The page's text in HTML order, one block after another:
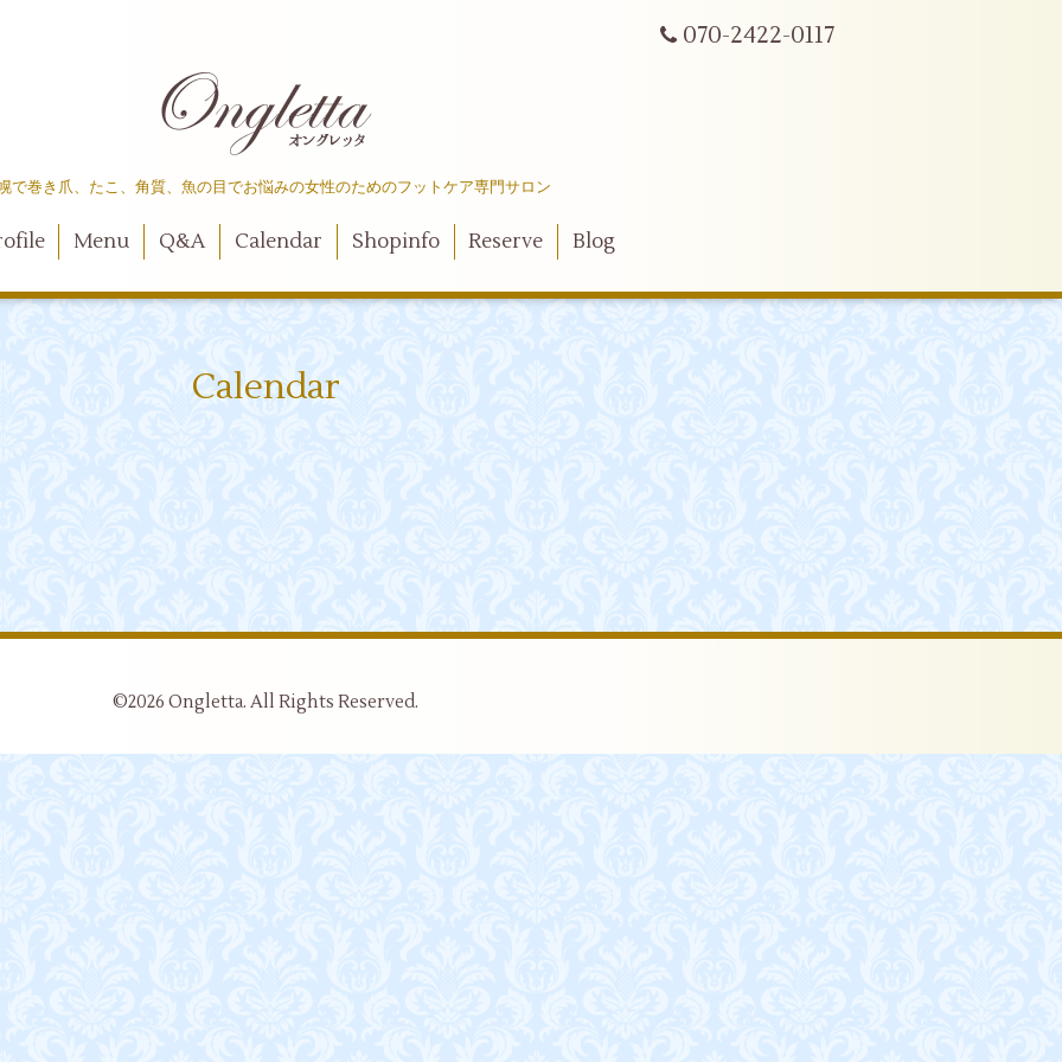
070-2422-0117
で巻き爪、たこ、角質、魚の目でお悩みの女性のためのフットケア専門サロン
Menu Q&A Calendar Shopinfo Reserve Blog
Calendar
©2026 Ongletta. All Rights Reserved.